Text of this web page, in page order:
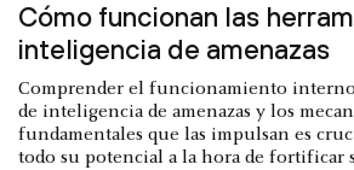
Cómo funcionan las
inteligencia de amenazas
Comprender el funcionamiento interno
de inteligencia de amenazas y los
fundamentales que las impulsan es
todo su potencial a la hora de fortificar